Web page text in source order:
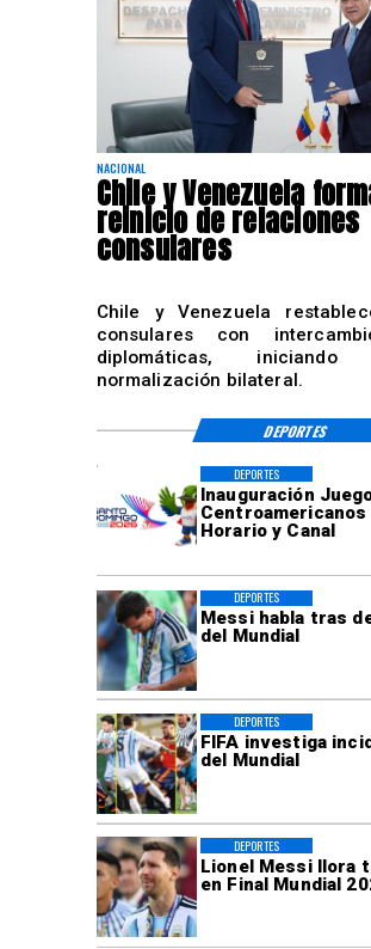
Inauguración
Centroamericanos
Horario y Canal
DEPORTES
Messi habla tras
del Mundial
DEPORTES
FIFA investiga
del Mundial
DEPORTES
Lionel Messi llora
en Final Mundial
DEPORTES
NACIONAL
Chile y Venezuela
reinicio de relaciones
consulares
Chile y Venezuela
consulares con
diplomáticas,
normalización bilateral.
DEPORTES